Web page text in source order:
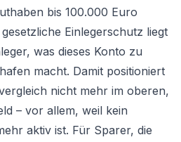
bis 100.000 Euro
gesetzliche Einlegerschutz liegt
was dieses Konto zu
macht. Damit positioniert
nicht mehr im oberen,
– vor allem, weil kein
aktiv ist. Für Sparer, die